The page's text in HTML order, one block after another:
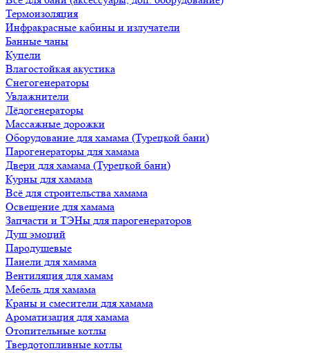
Термоизоляция
Инфракрасные кабины и излучатели
Банные чаны
Купели
Влагостойкая акустика
Снегогенераторы
Увлажнители
Лёдогенераторы
Массажные дорожки
Оборудование для хамама (Турецкой бани)
Парогенераторы для хамама
Двери для хамама (Турецкой бани)
Курны для хамама
Всё для строительства хамама
Освещение для хамама
Запчасти и ТЭНы для парогенераторов
Душ эмоций
Пародушевые
Панели для хамама
Вентиляция для хамам
Мебель для хамама
Краны и смесители для хамама
Ароматизация для хамама
Отопительные котлы
Твердотопливные котлы